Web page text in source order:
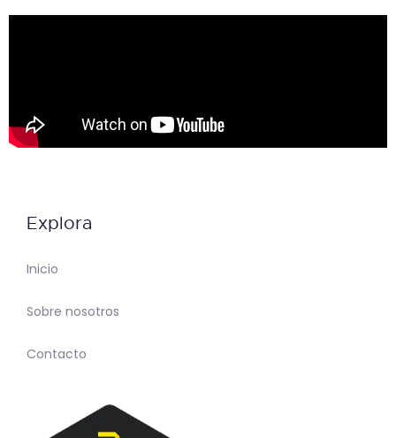
Explora
Inicio
Sobre nosotros
Contacto